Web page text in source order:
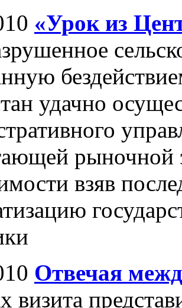
«Урок из
удачно
рыночной
взяв
Отвечая
визита